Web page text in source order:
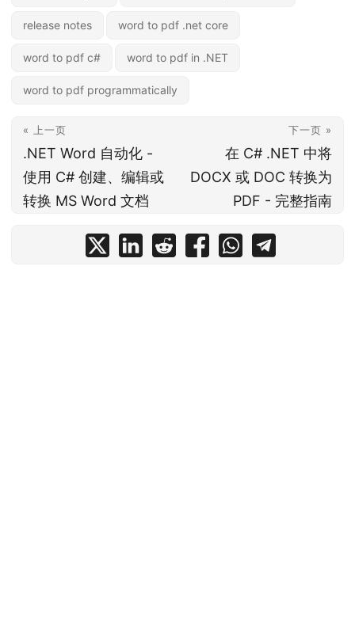
release notes word to pdf .net core
word to pdf c# word to pdf in .NET
word to pdf programmatically
« 上一页
.NET Word 自动化 -
使用 C# 创建、编辑或
转换 MS Word 文档
下一页 »
在 C# .NET 中将
DOCX 或 DOC 转换为
PDF - 完整指南